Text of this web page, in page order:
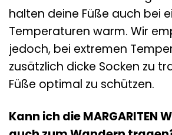
halten deine Füße auch bei
Temperaturen warm. Wir
jedoch, bei extremen
zusätzlich dicke Socken zu
Füße optimal zu schützen.
Kann ich die MARGARITEN